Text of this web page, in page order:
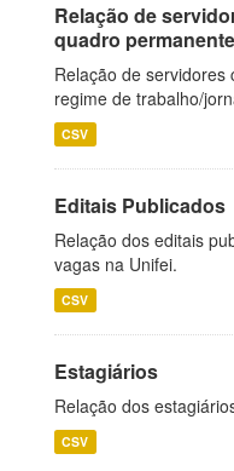
Relação de
quadro
Relação de
regime de trabalho/
CSV
Editais Publicados
Relação dos editais
vagas na Unifei.
CSV
Estagiários
Relação dos
CSV